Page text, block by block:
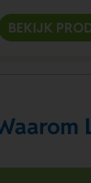
BEKIJK